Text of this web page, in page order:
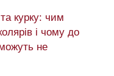
курку: чим
і чому до
не